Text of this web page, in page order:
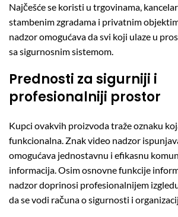
Najčešće se koristi u trgovinama,
stambenim zgradama i privatnim
nadzor omogućava da svi koji ulaze u
sa sigurnosnim sistemom.
Prednosti za sigurniji i
profesionalniji prostor
Kupci ovakvih proizvoda traže oznaku
funkcionalna. Znak video nadzor
omogućava jednostavnu i efikasnu
informacija. Osim osnovne funkcije
nadzor doprinosi profesionalnijem
da se vodi računa o sigurnosti i